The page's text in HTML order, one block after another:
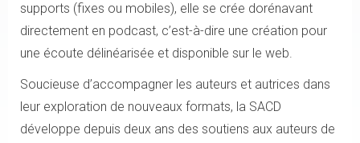
supports (fixes ou mobiles), elle se crée dorénavant
directement en podcast, c’est-à-dire une création pour
une écoute délinéarisée et disponible sur le web.
Soucieuse d’accompagner les auteurs et autrices dans
leur exploration de nouveaux formats, la SACD
développe depuis deux ans des soutiens aux auteurs de